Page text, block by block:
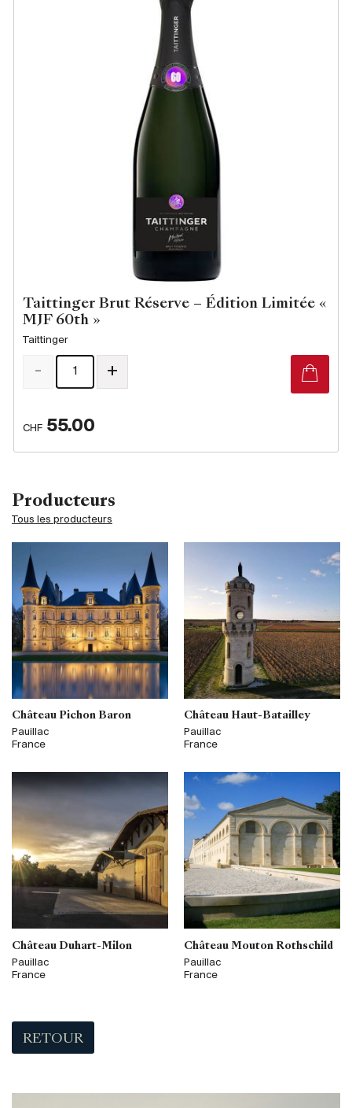
Producteurs
Tous les producteurs
Château Pichon Baron
Pauillac
France
Château Haut-Batailley
Pauillac
France
Château Duhart-Milon
Pauillac
France
Château Mouton Rothschild
Pauillac
France
RETOUR
Taittinger Brut Réserve – Édition Limitée «
MJF 60th »
Taittinger
CHF 55.00
- +